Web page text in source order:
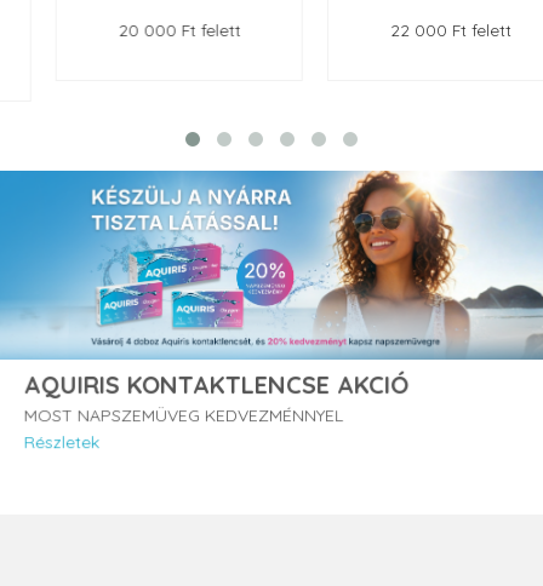
20 000 Ft felett 22 000 Ft felett
AQUIRIS KONTAKTLENCSE AKCIÓ
MOST NAPSZEMÜVEG KEDVEZMÉNNYEL
Részletek